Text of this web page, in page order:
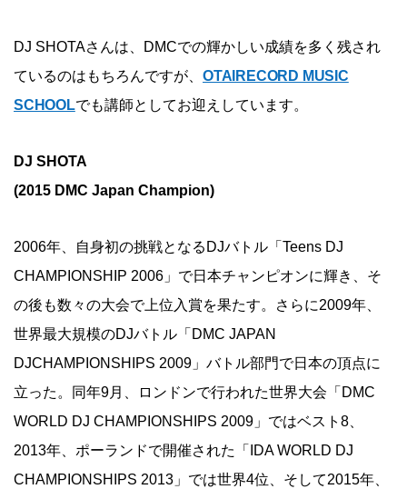
DJ SHOTAさんは、DMCでの輝かしい成績を多く残され
ているのはもちろんですが、 OTAIRECORD MUSIC
SCHOOLでも講師としてお迎えしています。
DJ SHOTA
(2015 DMC Japan Champion)
2006年、自身初の挑戦となるDJバトル「Teens DJ
CHAMPIONSHIP 2006」で日本チャンピオンに輝き、そ
の後も数々の大会で上位入賞を果たす。さらに2009年、
世界最大規模のDJバトル「DMC JAPAN
DJCHAMPIONSHIPS 2009」バトル部門で日本の頂点に
立った。同年9月、ロンドンで行われた世界大会「DMC
WORLD DJ CHAMPIONSHIPS 2009」ではベスト8、
2013年、ポーランドで開催された「IDA WORLD DJ
CHAMPIONSHIPS 2013」では世界4位、そして2015年、